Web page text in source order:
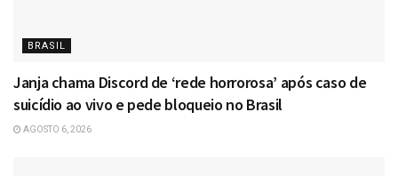
BRASIL
Janja chama Discord de ‘rede horrorosa’ após caso de
suicídio ao vivo e pede bloqueio no Brasil
AGOSTO 6, 2026